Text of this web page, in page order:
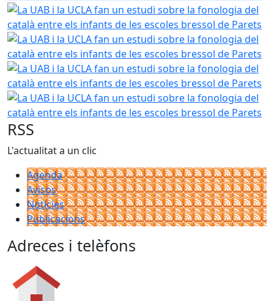
La UAB i la UCLA fan un estudi sobre la fonologia del
La UAB i la UCLA fan un estudi sobre la fonologia del
La UAB i la UCLA fan un estudi sobre la fonologia del
La UAB i la UCLA fan un estudi sobre la fonologia del
RSS
L'actualitat a un clic
Agenda
Avisos
Notícies
Publicacions
Adreces i telèfons